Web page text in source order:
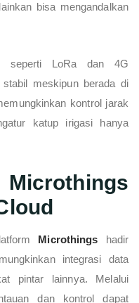
bisa mengandalkan
seperti LoRa dan 4G
meskipun berada di
kontrol jarak
katup irigasi hanya
Microthings
hadir
integrasi data
pintar lainnya. Melalui
dan kontrol dapat